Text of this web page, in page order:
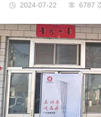
2024-07-22 6787